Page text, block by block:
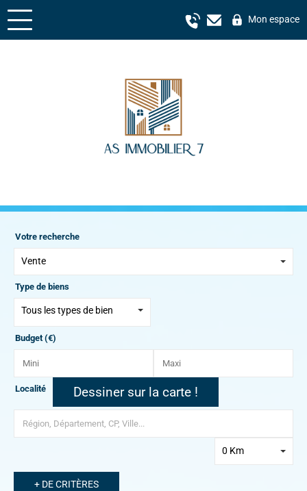
Mon espace
Votre recherche
Vente
Type de biens
Tous les types de bien
Budget (€)
Localité Dessiner sur la carte !
0 Km
+ DE CRITÈRES